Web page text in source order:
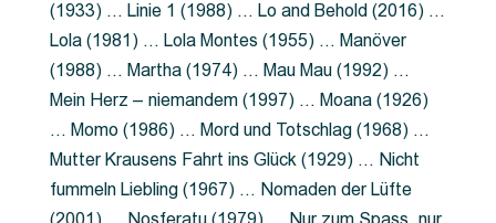
(1933) … Linie 1 (1988) … Lo and Behold (2016) …
Lola (1981) … Lola Montes (1955) … Manöver
(1988) … Martha (1974) … Mau Mau (1992) …
Mein Herz – niemandem (1997) … Moana (1926)
… Momo (1986) … Mord und Totschlag (1968) …
Mutter Krausens Fahrt ins Glück (1929) … Nicht
fummeln Liebling (1967) … Nomaden der Lüfte
(2001) … Nosferatu (1979) … Nur zum Spass, nur